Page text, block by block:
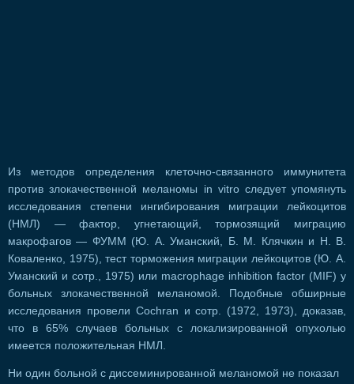
Из методов определения клеточно-связанного иммунитета
против злокачественной меланомы in vitro следует упомянуть
исследования степени ингибирования миграции лейкоцитов
(НМЛ) — фактор, угнетающий, тормозящий миграцию
макрофагов — ФУММ (Ю. А. Уманский, Б. М. Клячкин и Н. В.
Коваленко, 1975), тест торможения миграции лейкоцитов (Ю. А.
Уманский и сотр., 1975) или macrophage inhibition factor (MIF) у
больных злокачественной меланомой. Подобные обширные
исследования провели Cochran и сотр. (1972, 1973), доказав,
что в 65% случаев больных с локализированной опухолью
имеется положительная НМЛ.
Ни один больной с диссеминированной меланомой не показал